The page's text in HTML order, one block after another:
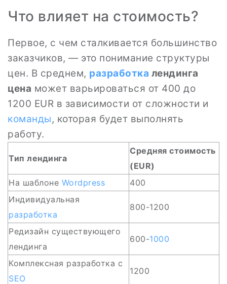
Что влияет на стоимость?
Первое, с чем сталкивается большинство
заказчиков, — это понимание структуры
цен. В среднем, разработка лендинга
цена может варьироваться от 400 до
1200 EUR в зависимости от сложности и
команды, которая будет выполнять
работу.
Тип лендинга
Средняя стоимость
(EUR)
На шаблоне Wordpress
400
Индивидуальная
разработка
800-1200
Редизайн существующего
лендинга
600-1000
Комплексная разработка с
SEO
1200